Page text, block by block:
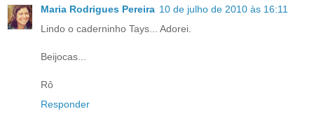
Maria Rodrigues Pereira 10 de julho de 2010 às 16:11
Lindo o caderninho Tays... Adorei.
Beijocas...
Rô
Responder